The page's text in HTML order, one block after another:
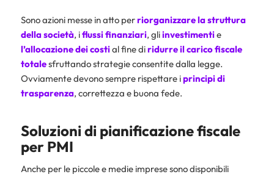
Sono azioni messe in atto perriorganizzare la struttura
della società, iflussi finanziari, gliinvestimentie
l’allocazione dei costial fine diridurre il carico fiscale
totalesfruttando strategie consentite dalla legge.
Ovviamente devono sempre rispettare iprincipi di
trasparenza, correttezza e buona fede.
Soluzioni di pianificazione fiscale
per PMI
Anche per le piccole e medie imprese sono disponibili